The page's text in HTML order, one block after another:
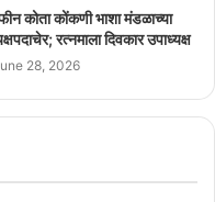
कोता कोंकणी भाशा मंडळाच्या
रत्नमाला दिवकार उपाध्यक्ष
28, 2026